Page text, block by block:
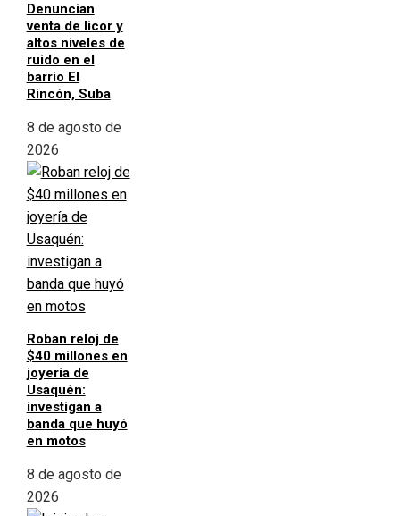
Denuncian
venta de licor y
altos niveles de
ruido en el
barrio El
Rincón, Suba
8 de agosto de
2026
Roban reloj de
$40 millones en
joyería de
Usaquén:
investigan a
banda que huyó
en motos
8 de agosto de
2026